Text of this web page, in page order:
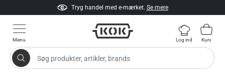
Tryg handel med e-mærket. Se mere
Menu
Søg produkter, artikler, brands
Log ind Kurv